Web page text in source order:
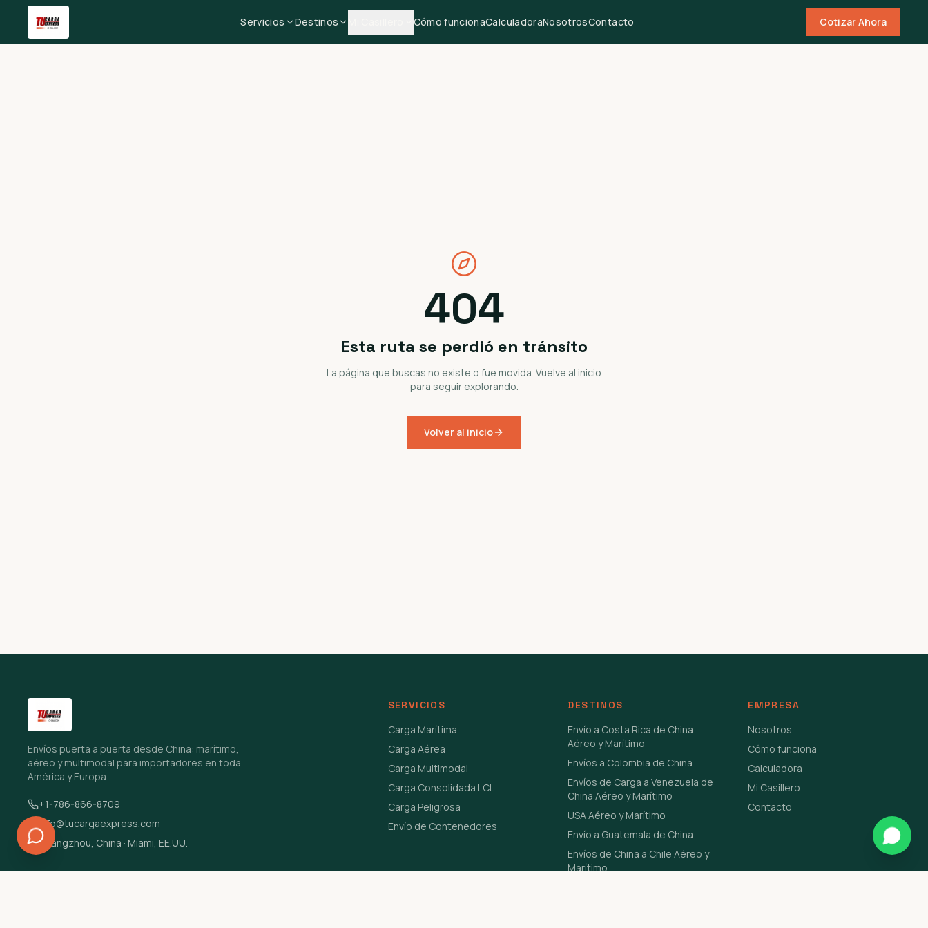
Servicios Destinos Cómo funcionaCalculadoraNosotrosContacto Cotizar Ahora
404
Esta ruta se perdió en tránsito
La página que buscas no existe o fue movida. Vuelve al inicio
para seguir explorando.
Volver al inicio
Envíos puerta a puerta desde China: marítimo,
aéreo y multimodal para importadores en toda
América y Europa.
+1-786-866-8709
info@tucargaexpress.com
Guangzhou, China · Miami, EE.UU.
SERVICIOS
Carga Marítima
Carga Aérea
Carga Multimodal
Carga Consolidada LCL
Carga Peligrosa
Envío de Contenedores
DESTINOS
Envío a Costa Rica de China
Aéreo y Marítimo
Envíos a Colombia de China
Envíos de Carga a Venezuela de
China Aéreo y Marítimo
USA Aéreo y Marítimo
Envío a Guatemala de China
Envíos de China a Chile Aéreo y
Marítimo
EMPRESA
Nosotros
Cómo funciona
Calculadora
Mi Casillero
Contacto